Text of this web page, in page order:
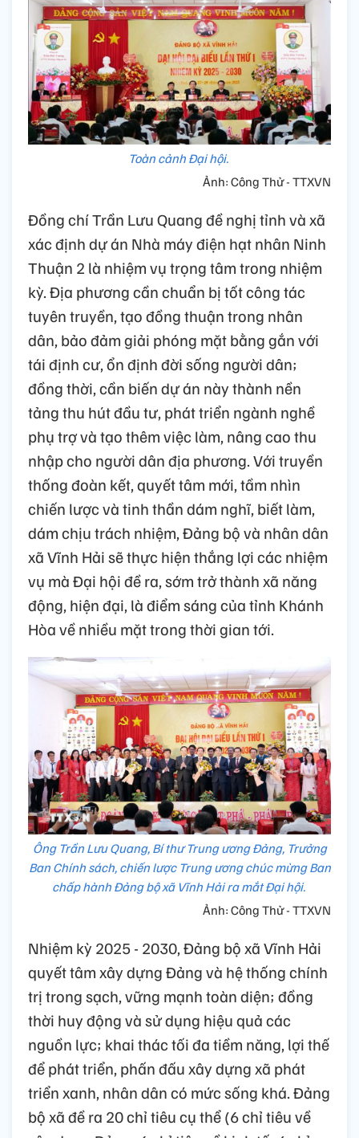
Toàn cảnh Đại hội.
Ảnh: Công Thử - TTXVN
Đồng chí Trần Lưu Quang đề nghị tỉnh và xã
xác định dự án Nhà máy điện hạt nhân Ninh
Thuận 2 là nhiệm vụ trọng tâm trong nhiệm
kỳ. Địa phương cần chuẩn bị tốt công tác
tuyên truyền, tạo đồng thuận trong nhân
dân, bảo đảm giải phóng mặt bằng gắn với
tái định cư, ổn định đời sống người dân;
đồng thời, cần biến dự án này thành nền
tảng thu hút đầu tư, phát triển ngành nghề
phụ trợ và tạo thêm việc làm, nâng cao thu
nhập cho người dân địa phương. Với truyền
thống đoàn kết, quyết tâm mới, tầm nhìn
chiến lược và tinh thần dám nghĩ, biết làm,
dám chịu trách nhiệm, Đảng bộ và nhân dân
xã Vĩnh Hải sẽ thực hiện thắng lợi các nhiệm
vụ mà Đại hội đề ra, sớm trở thành xã năng
động, hiện đại, là điểm sáng của tỉnh Khánh
Hòa về nhiều mặt trong thời gian tới.
Ông Trần Lưu Quang, Bí thư Trung ương Đảng, Trưởng
Ban Chính sách, chiến lược Trung ương chúc mừng Ban
chấp hành Đảng bộ xã Vĩnh Hải ra mắt Đại hội.
Ảnh: Công Thử - TTXVN
Nhiệm kỳ 2025 - 2030, Đảng bộ xã Vĩnh Hải
quyết tâm xây dựng Đảng và hệ thống chính
trị trong sạch, vững mạnh toàn diện; đồng
thời huy động và sử dụng hiệu quả các
nguồn lực; khai thác tối đa tiềm năng, lợi thế
để phát triển, phấn đấu xây dựng xã phát
triển xanh, nhân dân có mức sống khá. Đảng
bộ xã đề ra 20 chỉ tiêu cụ thể (6 chỉ tiêu về